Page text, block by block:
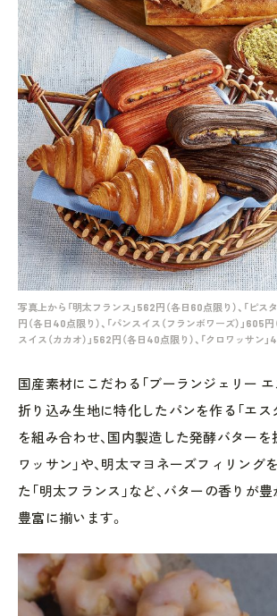
写真上から「明太フランス」562円（各日60点限り）、「ピ
円（各日40点限り）、「パンスイス（フランボワーズ）」605円
スイス（カカオ）」562円（各日40点限り）、「クロワッサン
国産素材にこだわる「ブーランジェリー エ
折り込み生地に特化したパンを作る「エス
を組み合わせ、国内製造した発酵バターを
ワッサン」や、明太マヨネーズフィリング
た「明太フランス」など、バターの香りが
豊富に揃います。